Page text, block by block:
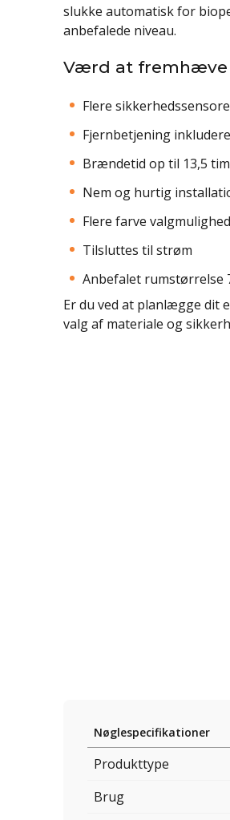
slukke automatisk for
anbefalede niveau.
Værd at fremhæve
Flere
Fjernbetjening
Brændetid op til 13,5
Nem og hurtig
Flere farve
Tilsluttes til strøm
Anbefalet rumstørrelse
Er du ved at planlægge dit
valg af materiale og
Nøglespecifikationer
Produkttype
Brug